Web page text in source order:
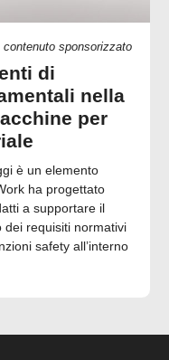
contenuto sponsorizzato
di
nella
per
è un elemento
ha progettato
a supportare il
dei requisiti normativi
safety all’interno